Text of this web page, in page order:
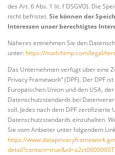
des Art. 6 Abs. 1 lit. f DSGVO). Die
nicht befristet. Sie können der
Interessen unser berechtigtes
Näheres entnehmen Sie den
unter: https://mailchimp.com/legal/
Das Unternehmen verfügt über eine
Privacy Framework“ (DPF). Der DPF
Europäischen Union und den USA,
Datenschutzstandards bei
soll. Jedes nach dem DPF
Datenschutzstandards einzuhalten.
Sie vom Anbieter unter folgendem
https://